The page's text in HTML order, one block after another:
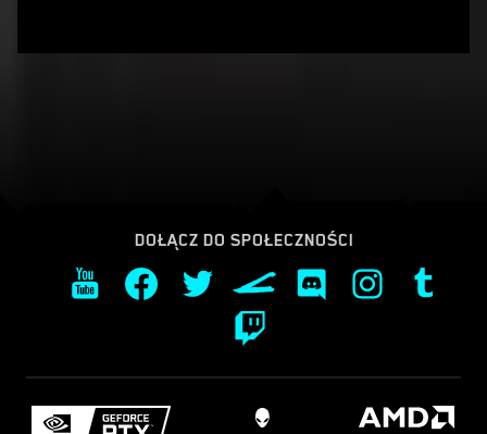
DOŁĄCZ DO SPOŁECZNOŚCI